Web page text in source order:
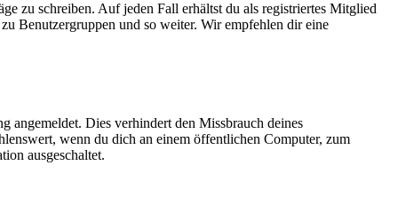
zu schreiben. Auf jeden Fall erhältst du als registriertes Mitglied
Benutzergruppen und so weiter. Wir empfehlen dir eine
angemeldet. Dies verhindert den Missbrauch deines
wenn du dich an einem öffentlichen Computer, zum
ausgeschaltet.